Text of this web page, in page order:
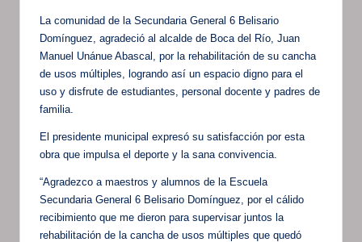
La comunidad de la Secundaria General 6 Belisario
Domínguez, agradeció al alcalde de Boca del Río, Juan
Manuel Unánue Abascal, por la rehabilitación de su cancha
de usos múltiples, logrando así un espacio digno para el
uso y disfrute de estudiantes, personal docente y padres de
familia.
El presidente municipal expresó su satisfacción por esta
obra que impulsa el deporte y la sana convivencia.
“Agradezco a maestros y alumnos de la Escuela
Secundaria General 6 Belisario Domínguez, por el cálido
recibimiento que me dieron para supervisar juntos la
rehabilitación de la cancha de usos múltiples que quedó